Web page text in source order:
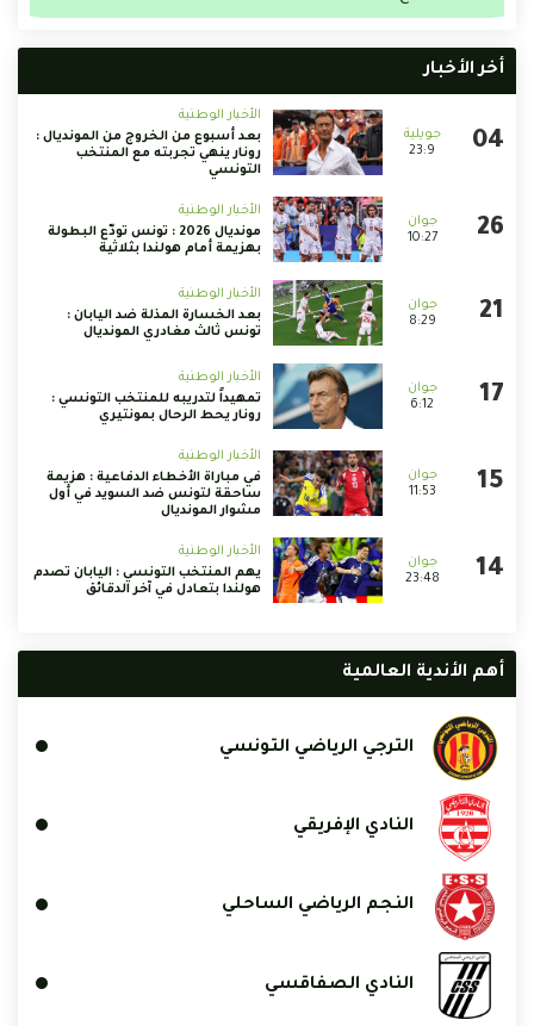
أخر الأخبار
23:9
الأخبار الوطنية
بعد أسبوع من الخروج من المونديال :
رونار ينهي تجربته مع المنتخب
التونسي
10:27
الأخبار الوطنية
مونديال 2026 : تونس تودّع البطولة
بهزيمة أمام هولندا بثلاثية
8:29
الأخبار الوطنية
بعد الخسارة المذلة ضد اليابان :
تونس ثالث مغادري المونديال
6:12
الأخبار الوطنية
تمهيداً لتدريبه للمنتخب التونسي :
رونار يحط الرحال بمونتيري
11:53
الأخبار الوطنية
في مباراة الأخطاء الدفاعية : هزيمة
ساحقة لتونس ضد السويد في أول
مشوار المونديال
23:48
الأخبار الوطنية
يهم المنتخب التونسي : اليابان تصدم
هولندا بتعادل في آخر الدقائق
أهم الأندية العالمية
الترجي الرياضي التونسي
النادي الإفريقي
النجم الرياضي الساحلي
النادي الصفاقسي